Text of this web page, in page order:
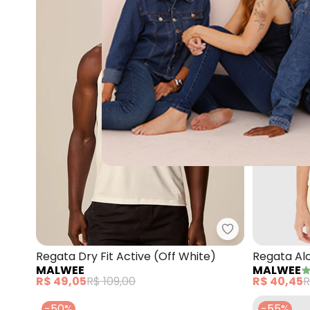
Malwee -
Regata Dry Fit Active (Off White)
MALWEE
R$ 49,05R$ 109,00
Regata
White)
MALWEE
R$ 40,45